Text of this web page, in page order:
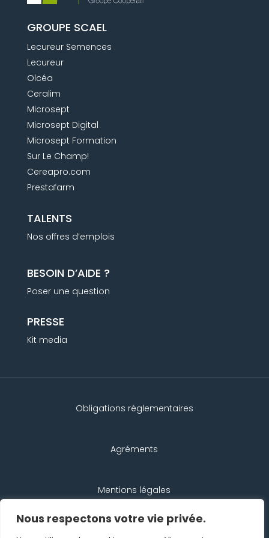
Nous respectons votre vie privée.
GROUPE SCAEL
Lecureur Semences
Lecureur
Olcéa
Ceralim
Microsept
Microsept Digital
Microsept Formation
Sur Le Champ!
Cereapro.com
Prestafarm
TALENTS
Nos offres d’emplois
BESOIN D’AIDE ?
Poser une question
PRESSE
Kit media
Obligations réglementaires
Agréments
Mentions légales